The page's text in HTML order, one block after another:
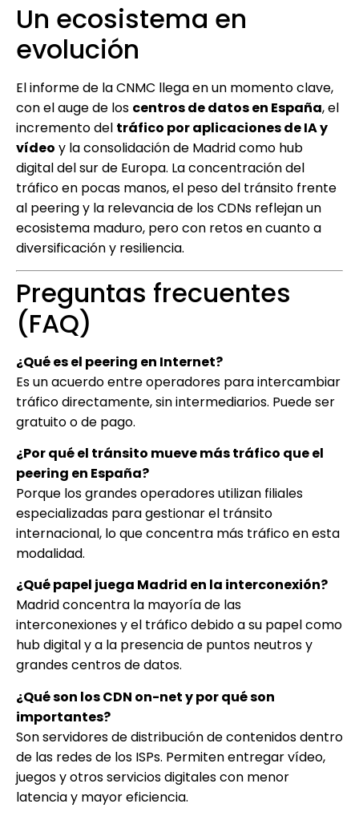
Un ecosistema en
evolución
El informe de la CNMC llega en un momento clave,
con el auge de los centros de datos en España, el
incremento del tráfico por aplicaciones de IA y
vídeo y la consolidación de Madrid como hub
digital del sur de Europa. La concentración del
tráfico en pocas manos, el peso del tránsito frente
al peering y la relevancia de los CDNs reflejan un
ecosistema maduro, pero con retos en cuanto a
diversificación y resiliencia.
Preguntas frecuentes
(FAQ)
¿Qué es el peering en Internet?
Es un acuerdo entre operadores para intercambiar
tráfico directamente, sin intermediarios. Puede ser
gratuito o de pago.
¿Por qué el tránsito mueve más tráfico que el
peering en España?
Porque los grandes operadores utilizan filiales
especializadas para gestionar el tránsito
internacional, lo que concentra más tráfico en esta
modalidad.
¿Qué papel juega Madrid en la interconexión?
Madrid concentra la mayoría de las
interconexiones y el tráfico debido a su papel como
hub digital y a la presencia de puntos neutros y
grandes centros de datos.
¿Qué son los CDN on-net y por qué son
importantes?
Son servidores de distribución de contenidos dentro
de las redes de los ISPs. Permiten entregar vídeo,
juegos y otros servicios digitales con menor
latencia y mayor eficiencia.